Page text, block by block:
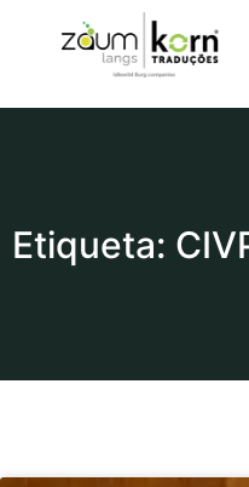
Etiqueta: